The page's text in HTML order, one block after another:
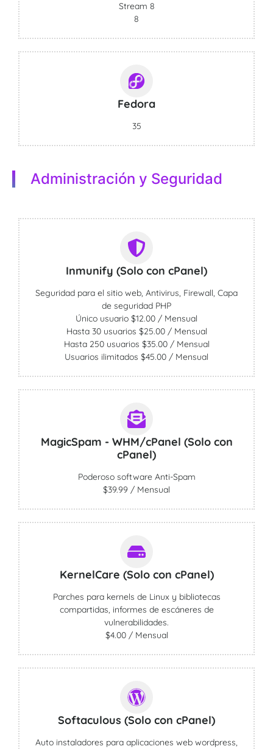
Stream 8
8
Fedora
35
Administración y Seguridad
Inmunify (Solo con cPanel)
Seguridad para el sitio web, Antivirus, Firewall, Capa
de seguridad PHP
Único usuario $12.00 / Mensual
Hasta 30 usuarios $25.00 / Mensual
Hasta 250 usuarios $35.00 / Mensual
Usuarios ilimitados $45.00 / Mensual
MagicSpam - WHM/cPanel (Solo con
cPanel)
Poderoso software Anti-Spam
$39.99 / Mensual
KernelCare (Solo con cPanel)
Parches para kernels de Linux y bibliotecas
compartidas, informes de escáneres de
vulnerabilidades.
$4.00 / Mensual
Softaculous (Solo con cPanel)
Auto instaladores para aplicaciones web wordpress,